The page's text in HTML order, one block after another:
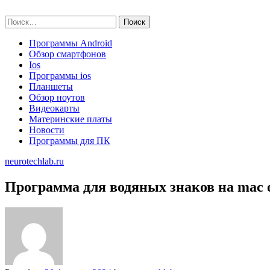
to
content
Найти:
Программы Android
Обзор смартфонов
Ios
Программы ios
Планшеты
Обзор ноутов
Видеокарты
Материнские платы
Новости
Программы для ПК
neurotechlab.ru
Программа для водяных знаков на mac